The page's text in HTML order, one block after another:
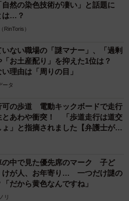
のんびり。とわは自由奔放で天
じないこと、とわは骨がないん
伸びる。あと、寝相がすごい悪
イッターでバズりました。
げるちゅ～るは２匹ともがっつ
床か電気毛布の上。とわは寝室
すか） １９９６年２月１５日
レビ系「ＺＩＰ！」お天気キ
然の染色技術が凄い」と話題に
は…？
RinToris）
ない職場の「謎マナー」、「過剰
「お土産配り」を抑えた1位は？
理由は「周りの目」
ータ
可の歩道 電動キックボードで走行
とあわや衝突！ 「歩道走行は道交
」と指摘されました【弁護士が解
の中で見た優先席のマーク 子ど
けが人、お年寄り… 一つだけ謎の
だから黄色なんですね」
リ